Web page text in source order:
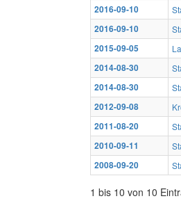
2016-09-10
2016-09-10
2015-09-05
2014-08-30
2014-08-30
2012-09-08
2011-08-20
2010-09-11
2008-09-20
1 bis 10 von 10